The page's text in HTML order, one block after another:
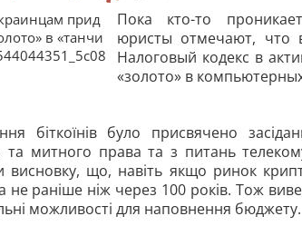
Пока кто-то
юристы отмечают, что
Налоговый кодекс в
«золото» в
біткоїнів було присвячено
митного права та з питань
висновку, що, навіть якщо ринок
не раніше ніж через 100 років. Тож
можливості для наповнення бюджету.